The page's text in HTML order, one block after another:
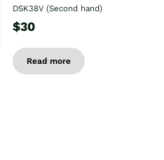
DSK38V (Second hand)
$30
Read more